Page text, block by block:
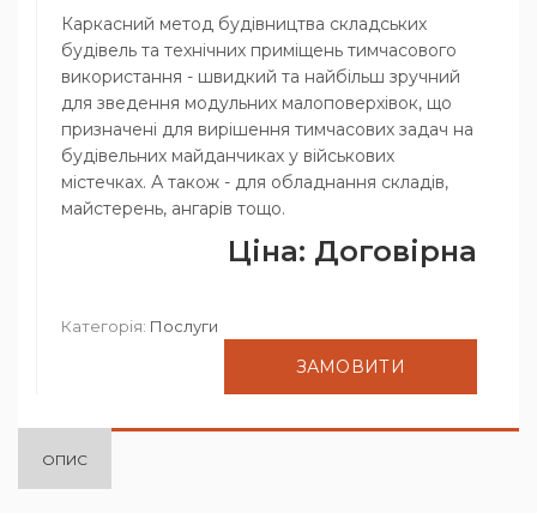
Каркасний метод будівництва складських
будівель та технічних приміщень тимчасового
використання - швидкий та найбільш зручний
для зведення модульних малоповерхівок, що
призначені для вирішення тимчасових задач на
будівельних майданчиках у військових
містечках. А також - для обладнання складів,
майстерень, ангарів тощо.
Ціна: Договірна
Категорія: Послуги
ЗАМОВИТИ
ОПИС